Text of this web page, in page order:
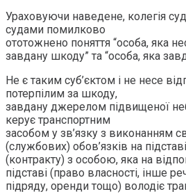
Ураховуючи наведене, колегія
судами помилково
ототожнено поняття “особа, яка
завдану шкоду” та “особа, яка
Не є таким суб’єктом і не несе
потерпілим за шкоду,
завдану джерелом підвищеної
керує транспортним
засобом у зв’язку з виконанням
(службових) обов’язків на
(контракту) з особою, яка на
підставі (право власності, інше
підряду, оренди тощо) володіє